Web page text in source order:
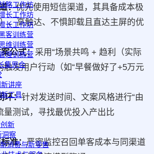
略工作坊
长工作坊
长工作坊
客训练营
维训练营
理训练营
集思会
讲座
工具
新
洞察
新消费与新零售
：优先使用短信渠道，其具备成本极
、高触达、不惧卸载且直达主屏的优
公式： 采用“场景共鸣 + 趋利（实际
触发用户行动（如“早餐做好了+5万元
环：针对发送时间、文案风格进行“由
量测试，寻找最优投入产出比
准：严密监控召回单客成本与同渠道